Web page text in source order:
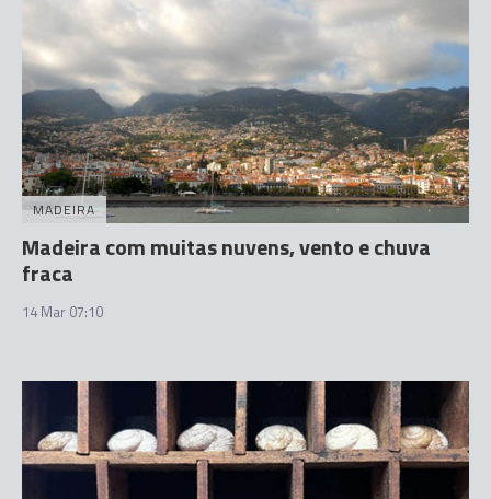
MADEIRA
Madeira com muitas nuvens, vento e chuva
fraca
14 Mar 07:10